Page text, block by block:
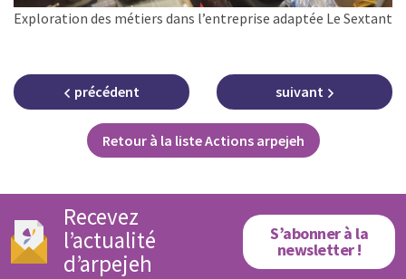
Exploration des métiers dans l’entreprise adaptée Le Sextant
précédent
Retour à la liste Actions arpejeh
suivant
Recevez
l’actualité
d’arpejeh
S’abonner à la
newsletter !